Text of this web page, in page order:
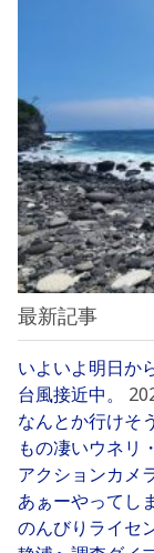
最新記事
いよいよ明日か
台風接近中。
なんとか行けそ
もの凄いウネリ
アクションカメ
あぁーやってし
のんびりライセ